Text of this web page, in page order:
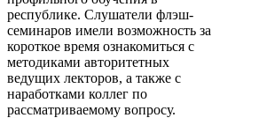
республике. Слушатели флэш-
семинаров имели возможность за
короткое время ознакомиться с
методиками авторитетных
ведущих лекторов, а также с
наработками коллег по
рассматриваемому вопросу.